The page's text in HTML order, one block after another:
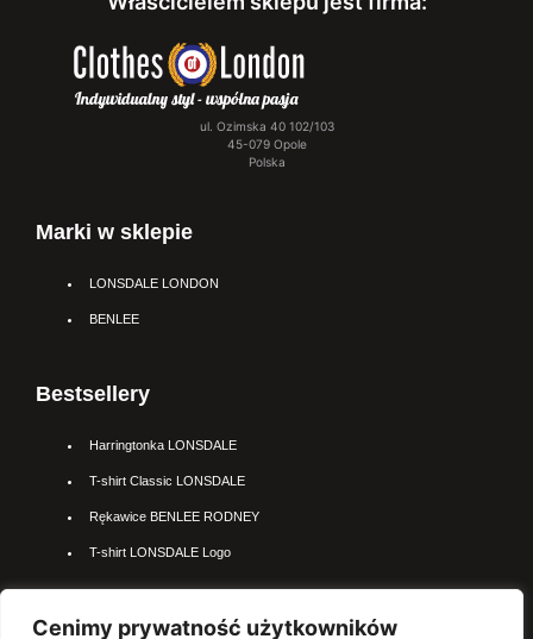
Cenimy prywatność użytkowników
ul. Ozimska 40 102/103
45-079 Opole
Polska
Marki w sklepie
LONSDALE LONDON
BENLEE
Bestsellery
Harringtonka LONSDALE
T-shirt Classic LONSDALE
Rękawice BENLEE RODNEY
T-shirt LONSDALE Logo
Najpopularniejsze kateogrie